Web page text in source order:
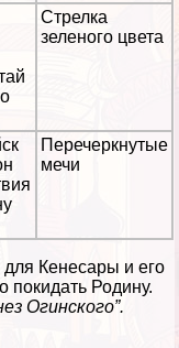
Стрелка
зеленого цвета
Перечеркнутые
мечи
для Кенесары и его
покидать Родину.
Огинского”.